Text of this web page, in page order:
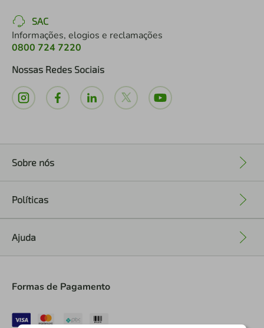
SAC
Informações, elogios e reclamações
0800 724 7220
Nossas Redes Sociais
Sobre nós
Políticas
Ajuda
Formas de Pagamento